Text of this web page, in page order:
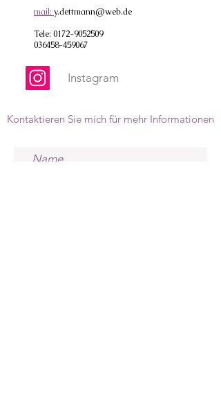
mail: y.dettmann@web.de
Tele: 0172-9052509
036458-459067
Instagram
Kontaktieren Sie mich für mehr Informationen